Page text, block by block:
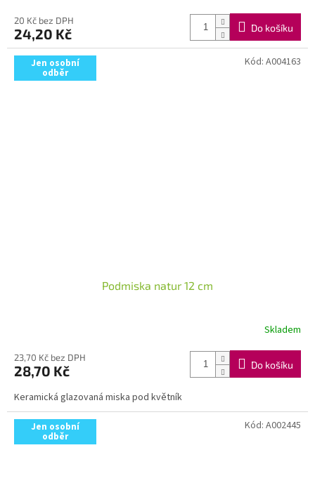
20 Kč bez DPH
24,20 Kč Do košíku
Jen osobní
odběr
Podmiska natur 12 cm
Skladem
23,70 Kč bez DPH
28,70 Kč Do košíku
Keramická glazovaná miska pod květník
Kód: A004163
Jen osobní
odběr
Kód: A002445